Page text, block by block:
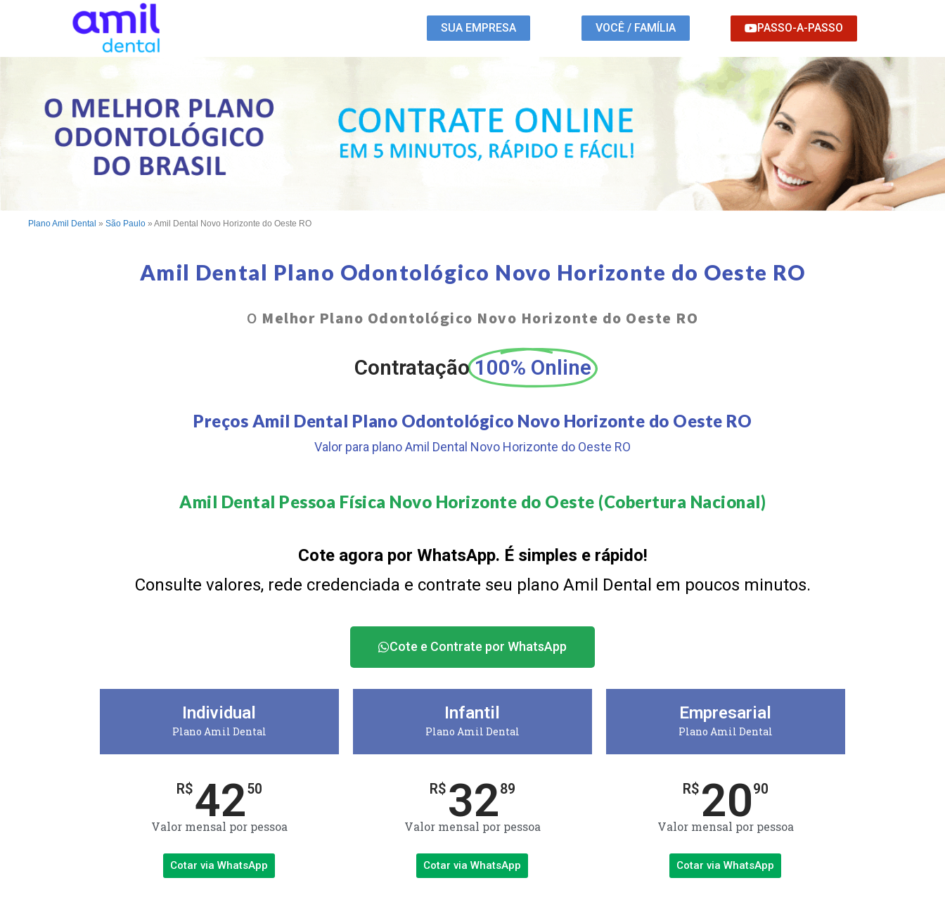
SUA EMPRESA VOCÊ / FAMÍLIA PASSO-A-PASSO
Plano Amil Dental » São Paulo » Amil Dental Novo Horizonte do Oeste RO
Amil Dental Plano Odontológico Novo Horizonte do Oeste RO
O Melhor Plano Odontológico Novo Horizonte do Oeste RO
Contratação 100% Online
Preços Amil Dental Plano Odontológico Novo Horizonte do Oeste RO
Valor para plano Amil Dental Novo Horizonte do Oeste RO
Amil Dental Pessoa Física Novo Horizonte do Oeste (Cobertura Nacional)​
Cote agora por WhatsApp. É simples e rápido!
Consulte valores, rede credenciada e contrate seu plano Amil Dental em poucos minutos.
Cote e Contrate por WhatsApp
Individual
Plano Amil Dental
R$4250
Valor mensal por pessoa
Cotar via WhatsApp
Infantil
Plano Amil Dental
R$ 3289
Valor mensal por pessoa
Cotar via WhatsApp
Empresarial
Plano Amil Dental
R$ 2090
Valor mensal por pessoa
Cotar via WhatsApp